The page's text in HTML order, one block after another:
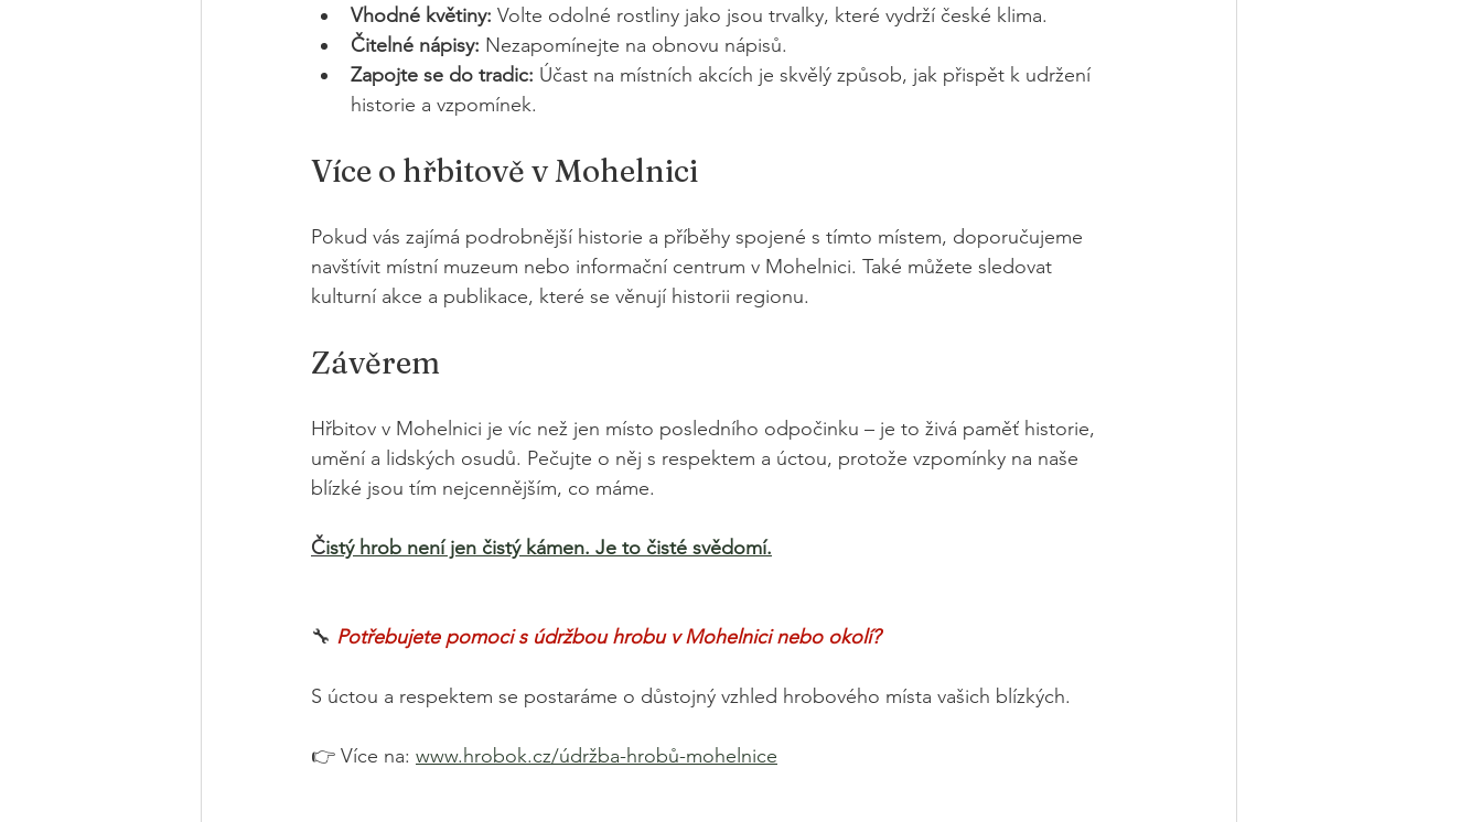
Vhodné květiny: Volte odolné rostliny jako jsou trvalky, které vydrží české klima.
Čitelné nápisy: Nezapomínejte na obnovu nápisů.
Zapojte se do tradic: Účast na místních akcích je skvělý způsob, jak přispět k udržení
historie a vzpomínek.
Více o hřbitově v Mohelnici
Pokud vás zajímá podrobnější historie a příběhy spojené s tímto místem, doporučujeme
navštívit místní muzeum nebo informační centrum v Mohelnici. Také můžete sledovat
kulturní akce a publikace, které se věnují historii regionu.
Závěrem
Hřbitov v Mohelnici je víc než jen místo posledního odpočinku – je to živá paměť historie,
umění a lidských osudů. Pečujte o něj s respektem a úctou, protože vzpomínky na naše
blízké jsou tím nejcennějším, co máme.
Čistý hrob není jen čistý kámen. Je to čisté svědomí.
🔧 Potřebujete pomoci s údržbou hrobu v Mohelnici nebo okolí?
S úctou a respektem se postaráme o důstojný vzhled hrobového místa vašich blízkých.
👉 Více na: www.hrobok.cz/údržba-hrobů-mohelnice